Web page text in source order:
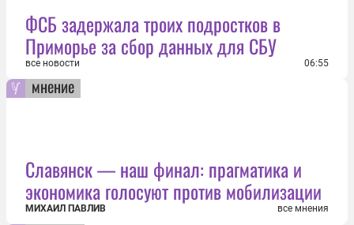
ФСБ задержала троих подростков в
Приморье за сбор данных для СБУ
все новости 06:55
мнение
Славянск — наш финал: прагматика и
экономика голосуют против мобилизации
МИХАИЛ ПАВЛИВ все мнения